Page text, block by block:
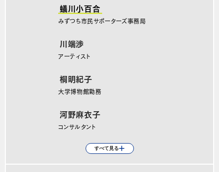
蟻川小百合
みずつち市民サポーターズ事務局
川端渉
アーティスト
桐明紀子
大学博物館勤務
河野麻衣子
コンサルタント
鈴木美恵
高田和音
村瀬朋桂
山下直弥
大内伸輔
和田永
安澤太郎
蓮沼執太
ブルース・イケダ
白勢竜彦
飯石藍
平野敬介
zAk
杉原環樹
名小路浩志郎（宮内俊樹）
すべて見る